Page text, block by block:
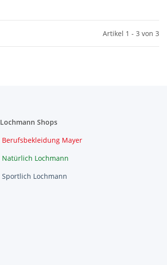
Artikel 1 - 3 von 3
Lochmann Shops
Berufsbekleidung Mayer
Natürlich Lochmann
Sportlich Lochmann